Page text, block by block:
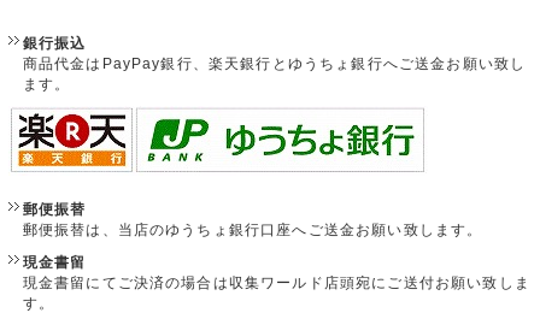
銀行振込
商品代金はPayPay銀行、楽天銀行とゆうちょ銀行へご送金お願い致し
ます。
郵便振替
郵便振替は、当店のゆうちょ銀行口座へご送金お願い致します。
現金書留
現金書留にてご決済の場合は収集ワールド店頭宛にご送付お願い致しま
す。